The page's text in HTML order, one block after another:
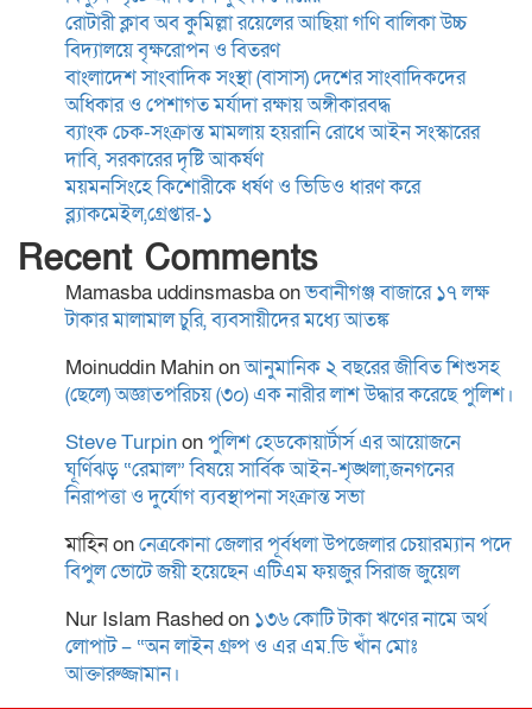
স্থানীয় সরকার নির্বাচনের তফসিল
ঘোষণা শিগগিরই: ইসি
বাগমারা থানা পরিদর্শন করলেন
রাজশাহী রেঞ্জের নবাগত
ময়মনসিংহে কিশোরীকে ধর্ষণ ও
ভিডিও ধারণ করে
ব্ল্যাকমেইল,গ্রেপ্তার-১
জাতীয় সাংবাদিক সংস্থা ঢাকা
বিমানবন্দর থানা কমিটির পরিচিতি
সভা
কুষ্টিয়ার খোকসা উপজেলার
ওসমানপুর ইউনিয়নের দেবীনগর
ব্রিক ফিল্ড এলাকায় গতরাত
আনুমানিক ১টার দিকে একটি
মর্মান্তিক জোড়া হত্যাকাণ্ডের ঘটনা ঘটেছে।
রোটারী ক্লাব অব কুমিল্লা রয়েলের আছিয়া গণি বালিকা উচ্চ
বিদ্যালয়ে বৃক্ষরোপন ও বিতরণ
বাংলাদেশ সাংবাদিক সংস্থা (বাসাস) দেশের সাংবাদিকদের
অধিকার ও পেশাগত মর্যাদা রক্ষায় অঙ্গীকারবদ্ধ
ব্যাংক চেক-সংক্রান্ত মামলায় হয়রানি রোধে আইন সংস্কারের
দাবি, সরকারের দৃষ্টি আকর্ষণ
ময়মনসিংহে কিশোরীকে ধর্ষণ ও ভিডিও ধারণ করে
ব্ল্যাকমেইল,গ্রেপ্তার-১
Recent Comments
Mamasba uddinsmasbaonভবানীগঞ্জ বাজারে ১৭ লক্ষ
টাকার মালামাল চুরি, ব্যবসায়ীদের মধ্যে আতঙ্ক
Moinuddin Mahinonআনুমানিক ২ বছরের জীবিত শিশুসহ
(ছেলে) অজ্ঞাতপরিচয় (৩০) এক নারীর লাশ উদ্ধার করেছে পুলিশ।
Steve Turpinonপুলিশ হেডকোয়ার্টার্স এর আয়োজনে
ঘূর্ণিঝড় “রেমাল” বিষয়ে সার্বিক আইন-শৃঙ্খলা,জনগনের
নিরাপত্তা ও দুর্যোগ ব্যবস্থাপনা সংক্রান্ত সভা
মাহিনonনেত্রকোনা জেলার পূর্বধলা উপজেলার চেয়ারম্যান পদে
বিপুল ভোটে জয়ী হয়েছেন এটিএম ফয়জুর সিরাজ জুয়েল
Nur Islam Rashedon ১৩৬ কোটি টাকা ঋণের নামে অর্থ
লোপাট – “অন লাইন গ্রুপ ও এর এম.ডি খাঁন মোঃ
আক্তারুজ্জামান।